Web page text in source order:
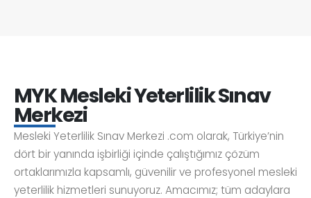
MYK Mesleki Yeterlilik Sınav
Merkezi
Mesleki Yeterlilik Sınav Merkezi .com olarak, Türkiye’nin
dört bir yanında işbirliği içinde çalıştığımız çözüm
ortaklarımızla kapsamlı, güvenilir ve profesyonel mesleki
yeterlilik hizmetleri sunuyoruz. Amacımız; tüm adaylara